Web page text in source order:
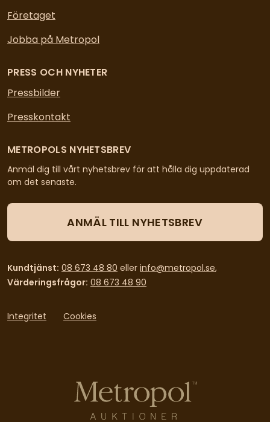
Företaget
Jobba på Metropol
PRESS OCH NYHETER
Pressbilder
Presskontakt
METROPOLS NYHETSBREV
Anmäl dig till vårt nyhetsbrev för att hålla dig uppdaterad
om det senaste.
ANMÄL TILL NYHETSBREV
Kundtjänst: 08 673 48 80 eller info@metropol.se,
Värderingsfrågor: 08 673 48 90
Integritet Cookies